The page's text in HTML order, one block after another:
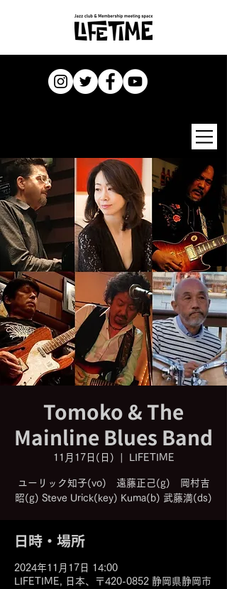
Tomoko & The
Mainline Blues Band
11月17日(日) LIFETIME
ユーリック知子(vo) 遠藤正己(g) 岡村吉
昭(g) Steve Urick(key) Kuma(b) 武藤満(ds)
日時・場所
2024年11月17日 14:00
LIFETIME, 日本、〒420-0852 静岡県静岡市